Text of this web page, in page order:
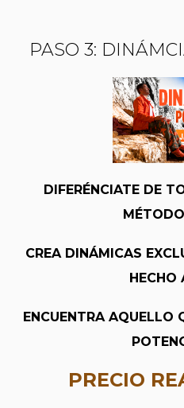
PASO 3:
DIFERÉNCIATE DE
CREA DINÁMICAS
HECHO
ENCUENTRA AQUELLO
PRECIO